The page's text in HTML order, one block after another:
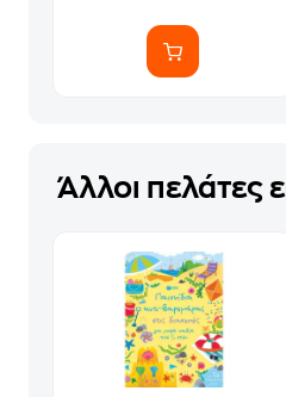
Άλλοι πελάτες